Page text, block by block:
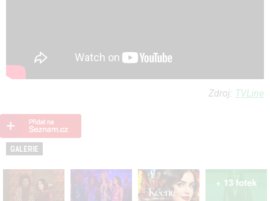
Zdroj: TVLine
GALERIE
+ 13 fotek